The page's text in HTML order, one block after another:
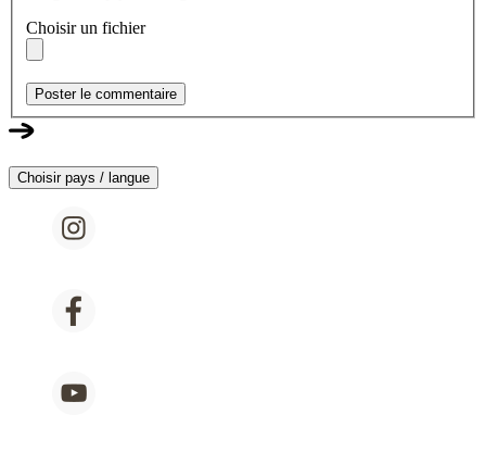
Choisir un fichier
Poster le commentaire
Choisir pays / langue